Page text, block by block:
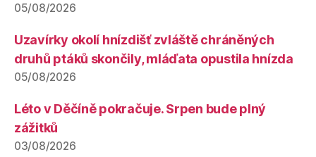
05/08/2026
Uzavírky okolí hnízdišť zvláště chráněných
druhů ptáků skončily, mláďata opustila hnízda
05/08/2026
Léto v Děčíně pokračuje. Srpen bude plný
zážitků
03/08/2026